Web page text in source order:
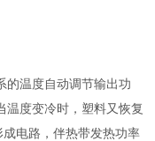
的温度自动调节输出功
温度变冷时，塑料又恢复
电路，伴热带发热功率